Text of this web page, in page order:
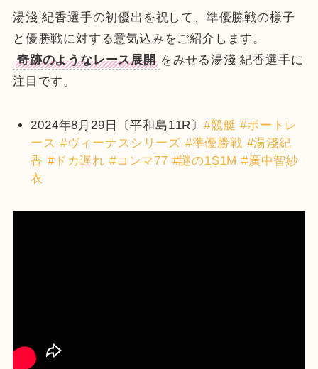
湯淺 紀香選手の初優出を祝して、準優勝戦の様子
と優勝戦に対する意気込みをご紹介します。
奇跡のようなレース展開 をみせる湯淺 紀香選手に
注目です。
2024年8月29日〔平和島11R〕 #競艇 #ボートレ
ース #ヴィーナスシリーズ #準優勝戦 #湯淺紀
香 #ドカ遅れ #コンマ77 #謎の1S1M #廣中智紗
衣